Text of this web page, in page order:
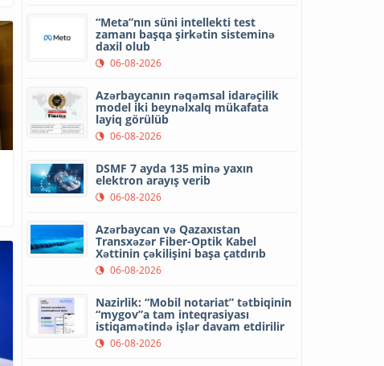
“Meta”nın süni intellekti test
zamanı başqa şirkətin sisteminə
daxil olub
06-08-2026
Azərbaycanın rəqəmsal idarəçilik
model iki beynəlxalq mükafata
layiq görülüb
06-08-2026
DSMF 7 ayda 135 minə yaxın
elektron arayış verib
06-08-2026
Azərbaycan və Qazaxıstan
Transxəzər Fiber-Optik Kabel
Xəttinin çəkilişini başa çatdırıb
06-08-2026
Nazirlik: “Mobil notariat” tətbiqinin
“mygov”a tam inteqrasiyası
istiqamətində işlər davam etdirilir
06-08-2026